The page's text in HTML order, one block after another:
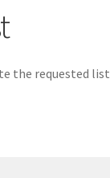
the requested list